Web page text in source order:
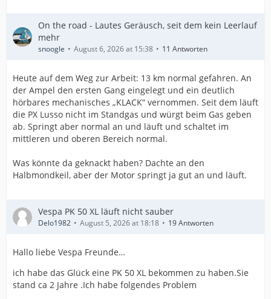
On the road - Lautes Geräusch, seit dem kein Leerlauf
mehr
snoogle August 6, 2026 at 15:38 11 Antworten
Heute auf dem Weg zur Arbeit: 13 km normal gefahren. An
der Ampel den ersten Gang eingelegt und ein deutlich
hörbares mechanisches „KLACK“ vernommen. Seit dem läuft
die PX Lusso nicht im Standgas und würgt beim Gas geben
ab. Springt aber normal an und läuft und schaltet im
mittleren und oberen Bereich normal.
Was könnte da geknackt haben? Dachte an den
Halbmondkeil, aber der Motor springt ja gut an und läuft.
Vespa PK 50 XL läuft nicht sauber
Delo1982 August 5, 2026 at 18:18 19 Antworten
Hallo liebe Vespa Freunde…
ich habe das Glück eine PK 50 XL bekommen zu haben.Sie
stand ca 2 Jahre .Ich habe folgendes Problem